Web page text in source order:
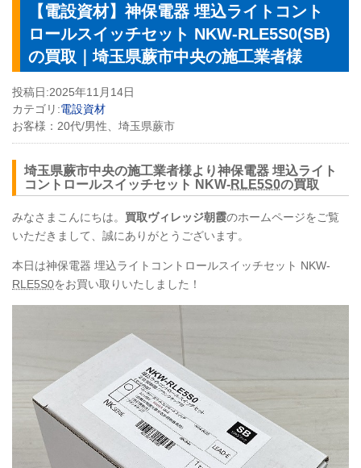
【電設資材】神保電器 埋込ライトコント
ロールスイッチセット NKW-RLE5S0(SB)
の買取｜埼玉県蕨市中央の施工業者様
投稿日:2025年11月14日
カテゴリ:電設資材
お客様： 20代/男性、埼玉県蕨市
埼玉県蕨市中央の施工業者様より神保電器 埋込ライト
コントロールスイッチセット NKW-RLE5S0の買取
みなさまこんにちは。 買取ヴィレッジ朝霞のホームページをご覧
いただきまして、誠にありがとうございます。
本日は神保電器 埋込ライトコントロールスイッチセット NKW-
RLE5S0をお買い取りいたしました！